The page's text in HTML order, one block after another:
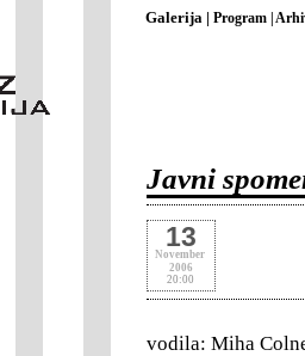
Galerija | Program |
Javni
13
November
2006
20:00
vodila: Miha